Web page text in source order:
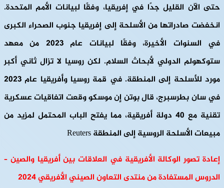
حتى الآن القليل جدًا في إفريقيا، وفقًا لبيانات الأمم المتحدة.
انخفضت صادراتها من الأسلحة إلى إفريقيا جنوب الصحراء الكبرى
في السنوات الأخيرة، وفقًا لبيانات عام 2023 من معهد
ستوكهولم الدولي لأبحاث السلام. لكن روسيا لا تزال ثاني أكبر
مورد للأسلحة إلى المنطقة. في قمة روسيا وأفريقيا عام 2023
في سان بطرسبرج، قال بوتن إن موسكو وقعت اتفاقيات عسكرية
تقنية مع 40 دولة أفريقية، مما يفتح الباب المحتمل لمزيد من
مبيعات الأسلحة الروسية إلى المنطقة Reuters
إعادة تصور الوكالة الأفريقية في العلاقات بين أفريقيا والصين –
الدروس المستفادة من منتدى التعاون الصيني الأفريقي 2024